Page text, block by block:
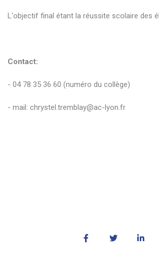
L'objectif final étant la réussite scolaire des
Contact:
- 04 78 35 36 60 (numéro du collège)
- mail: chrystel.tremblay@ac-lyon.fr